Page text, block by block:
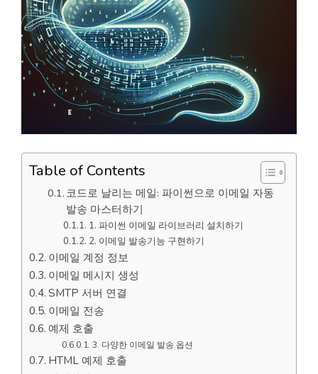
Table of Contents
코드로 날리는 메일: 파이썬으로 이메일 자동
발송 마스터하기
1. 파이썬 이메일 라이브러리 설치하기
2. 이메일 발송기능 구현하기
이메일 계정 정보
이메일 메시지 생성
SMTP 서버 연결
이메일 전송
예제 호출
3. 다양한 이메일 발송 옵션
HTML 예제 호출